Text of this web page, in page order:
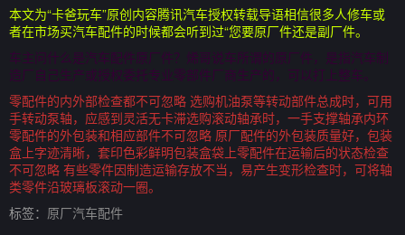
本文为“卡爸玩车”原创内容腾讯汽车授权转载导语相信很多人修车或
者在市场买汽车配件的时候都会听到过“您要原厂件还是副厂件。
车主问什么是汽车配件原厂件？烯哥说车所谓的原厂件，是指汽车制
造厂自己生产或授权委托专业零部件厂商生产的，可以打上整车。
零配件的内外部检查都不可忽略 选购机油泵等转动部件总成时，可用
手转动泵轴，应感到灵活无卡滞选购滚动轴承时，一手支撑轴承内环
零配件的外包装和相应部件不可忽略 原厂配件的外包装质量好，包装
盒上字迹清晰，套印色彩鲜明包装盒袋上零配件在运输后的状态检查
不可忽略 有些零件因制造运输存放不当，易产生变形检查时，可将轴
类零件沿玻璃板滚动一圈。
标签： 原厂汽车配件